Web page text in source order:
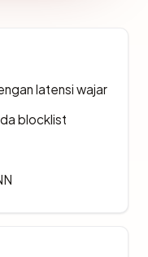
latensi wajar
blocklist